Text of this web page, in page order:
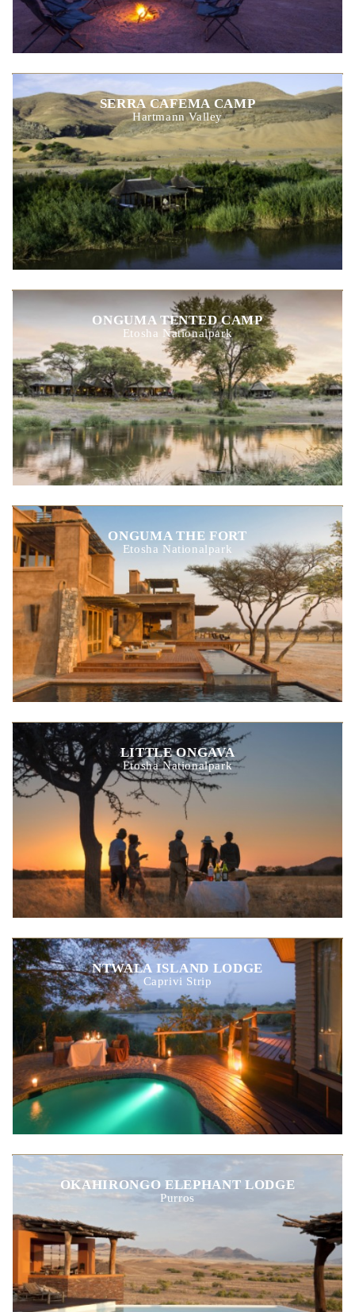
SERRA CAFEMA CAMP
Hartmann Valley
ONGUMA TENTED CAMP
Etosha Nationalpark
ONGUMA THE FORT
Etosha Nationalpark
LITTLE ONGAVA
Etosha Nationalpark
NTWALA ISLAND LODGE
Caprivi Strip
OKAHIRONGO ELEPHANT LODGE
Purros